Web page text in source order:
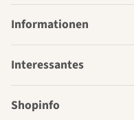
Informationen
Interessantes
Shopinfo